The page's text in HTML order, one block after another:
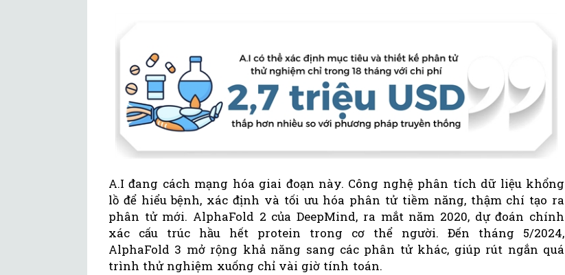
A.I đang cách mạng hóa giai đoạn này. Công nghệ phân tích dữ liệu khổng
lồ để hiểu bệnh, xác định và tối ưu hóa phân tử tiềm năng, thậm chí tạo ra
phân tử mới. AlphaFold 2 của DeepMind, ra mắt năm 2020, dự đoán chính
xác cấu trúc hầu hết protein trong cơ thể người. Đến tháng 5/2024,
AlphaFold 3 mở rộng khả năng sang các phân tử khác, giúp rút ngắn quá
trình thử nghiệm xuống chỉ vài giờ tính toán.